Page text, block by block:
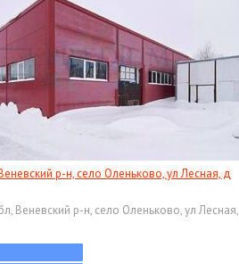
р-н, село Оленьково, ул Лесная, д
Веневский р-н, село Оленьково, ул Лесная,